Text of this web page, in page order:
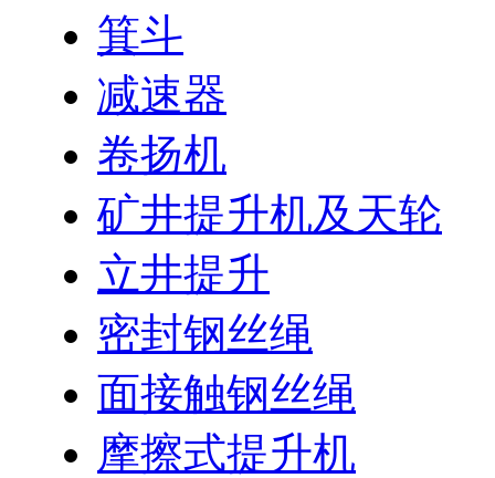
箕斗
减速器
卷扬机
矿井提升机及天轮
立井提升
密封钢丝绳
面接触钢丝绳
摩擦式提升机